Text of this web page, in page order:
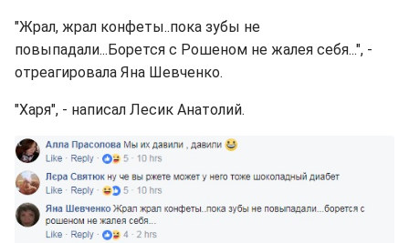
"Жрал, жрал конфеты..пока зубы не
повыпадали...Борется с Рошеном не жалея себя...", -
отреагировала Яна Шевченко.
"Харя", - написал Лесик Анатолий.